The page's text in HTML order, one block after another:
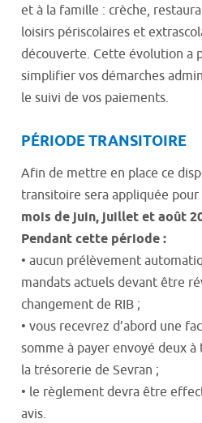
et à la famille : crèche,
loisirs périscolaires et
découverte. Cette évolution a
simplifier vos démarches
le suivi de vos paiements.
PÉRIODE TRANSITOIRE
Afin de mettre en place ce
transitoire sera appliquée
mois de juin, juillet et août
Pendant cette période :
• aucun prélèvement
mandats actuels devant être
changement de RIB ;
• vous recevrez d’abord une
somme à payer envoyé deux
la trésorerie de Sevran ;
• le règlement devra être
avis.